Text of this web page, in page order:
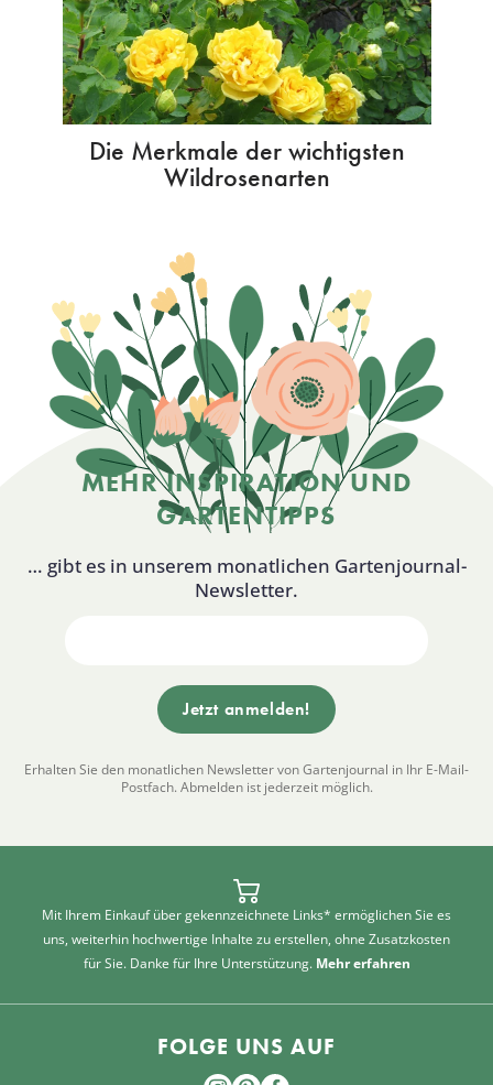
Die Merkmale der wichtigsten
Wildrosenarten
MEHR INSPIRATION UND
GARTENTIPPS
… gibt es in unserem monatlichen Gartenjournal-
Newsletter.
Erhalten Sie den monatlichen Newsletter von Gartenjournal in Ihr E-Mail-
Postfach. Abmelden ist jederzeit möglich.
Mit Ihrem Einkauf über gekennzeichnete Links* ermöglichen Sie es
uns, weiterhin hochwertige Inhalte zu erstellen, ohne Zusatzkosten
für Sie. Danke für Ihre Unterstützung. Mehr erfahren
FOLGE UNS AUF